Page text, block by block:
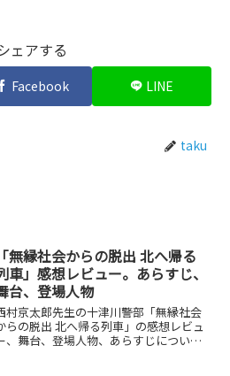
ェアする
Facebook LINE
taku
「無縁社会からの脱出 北へ帰る
車」感想レビュー。あらすじ、
台、登場人物
村京太郎先生の十津川警部「無縁社会
らの脱出 北へ帰る列車」の感想レビュ
、舞台、登場人物、あらすじについて